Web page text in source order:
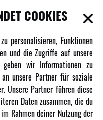
COOKIES
personalisieren, Funktionen
und die Zugriffe auf unsere
geben wir Informationen zu
unsere Partner für soziale
Unsere Partner führen diese
Daten zusammen, die du
Rahmen deiner Nutzung der